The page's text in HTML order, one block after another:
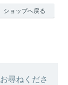
ショップへ戻る
尋ねくださ